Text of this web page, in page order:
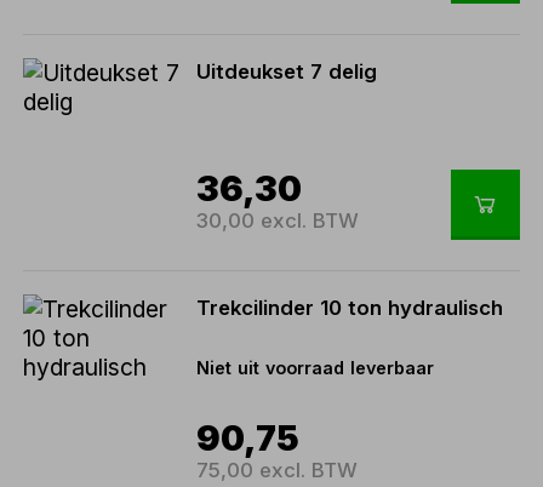
Uitdeukset 7 delig
36,30
30,00 excl. BTW
Trekcilinder 10 ton hydraulisch
Niet uit voorraad leverbaar
90,75
75,00 excl. BTW